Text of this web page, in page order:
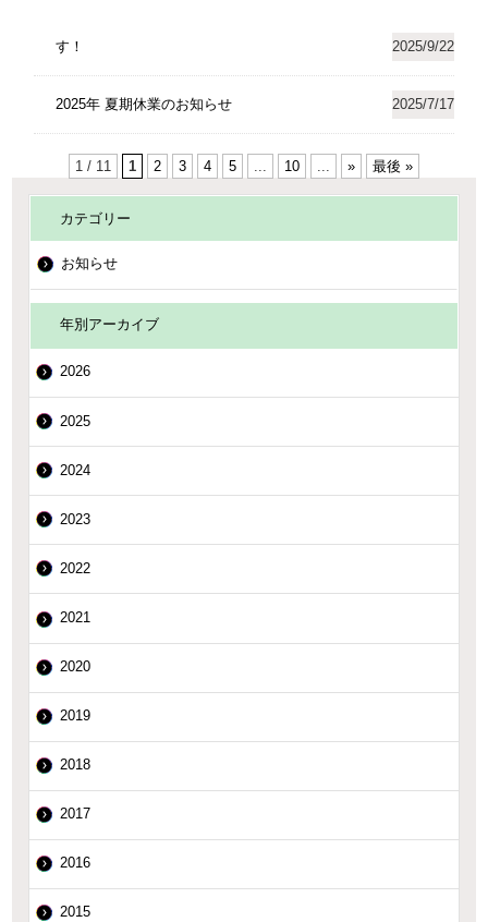
す！ 2025/9/22
2025年 夏期休業のお知らせ 2025/7/17
1 / 11 1 2 3 4 5 ... 10 ... » 最後 »
カテゴリー
お知らせ
年別アーカイブ
2026
2025
2024
2023
2022
2021
2020
2019
2018
2017
2016
2015